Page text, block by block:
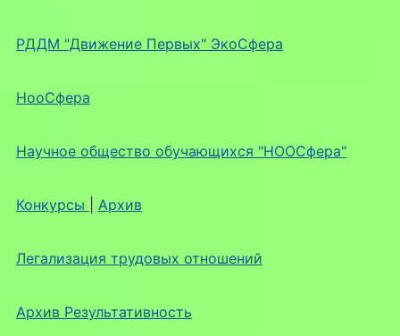
РДДМ "Движение Первых" ЭкоСфера
НооСфера
Научное общество обучающихся "НООСфера"
Конкурсы Архив
Легализация трудовых отношений
Архив Результативность